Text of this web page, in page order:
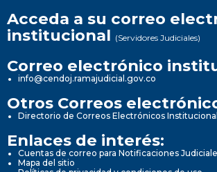
Acceda a su correo
institucional (Servidores Judiciales)
Correo electrónico
info@cendoj.ramajudicial.gov.co
Otros Correos
Directorio de Correos Electrónicos
Enlaces de interés:
Cuentas de correo para Notificaciones
Mapa del sitio